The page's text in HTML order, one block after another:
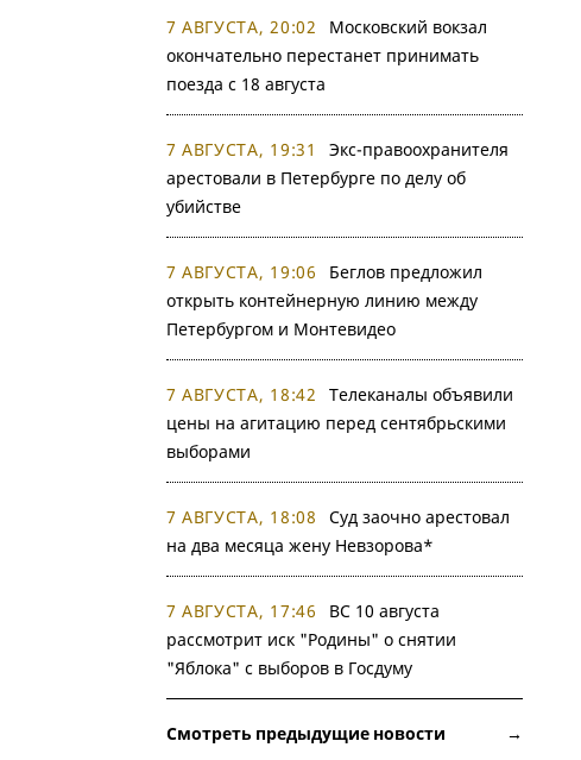
7 АВГУСТА, 20:02
Московский вокзал
окончательно перестанет принимать
поезда с 18 августа
7 АВГУСТА, 19:31
Экс-правоохранителя
арестовали в Петербурге по делу об
убийстве
7 АВГУСТА, 19:06
Беглов предложил
открыть контейнерную линию между
Петербургом и Монтевидео
7 АВГУСТА, 18:42
Телеканалы объявили
цены на агитацию перед сентябрьскими
выборами
7 АВГУСТА, 18:08
Суд заочно арестовал
на два месяца жену Невзорова*
7 АВГУСТА, 17:46
ВС 10 августа
рассмотрит иск "Родины" о снятии
"Яблока" с выборов в Госдуму
Смотреть предыдущие новости →